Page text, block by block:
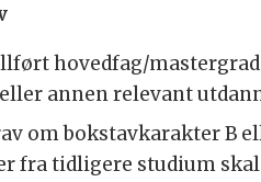
hovedfag/
annen relevant
om bokstavkarakter B
fra tidligere studium